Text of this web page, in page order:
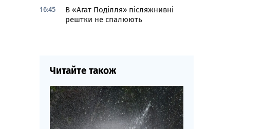
16:45
В «Агат Поділля» післяжнивні
рештки не спалюють
Читайте також